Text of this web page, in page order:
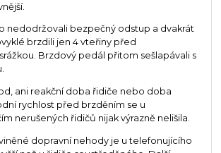
nedodržovali bezpečný odstup a dvakrát
brzdili jen 4 vteřiny před
Brzdový pedál přitom sešlapávali s
ani reakční doba řidiče nebo doba
rychlost před brzděním se u
nerušených řidičů nijak výrazně nelišila.
dopravní nehody je u telefonujícího